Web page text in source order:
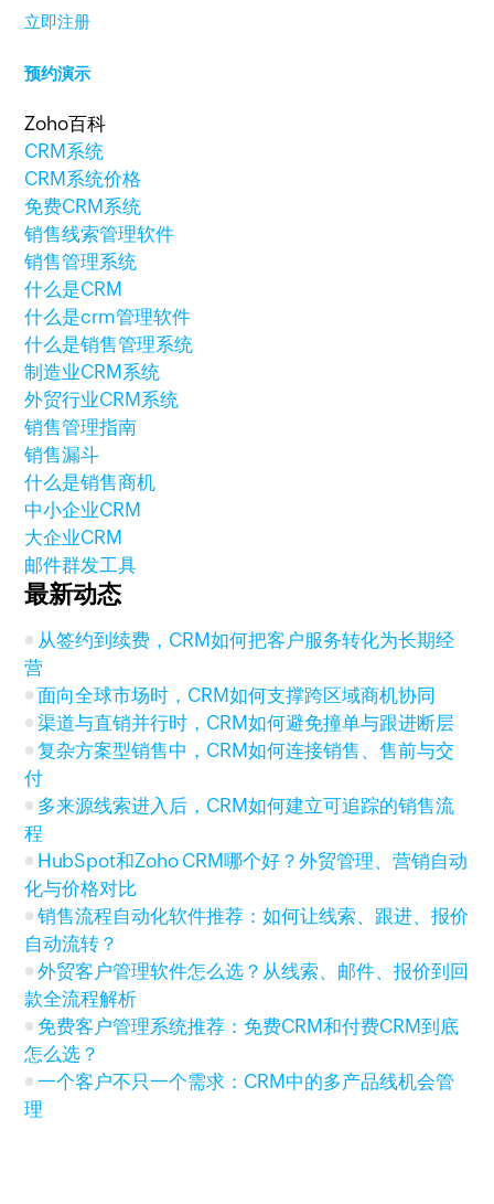
立即注册
预约演示
Zoho百科
CRM系统
CRM系统价格
免费CRM系统
销售线索管理软件
销售管理系统
什么是CRM
什么是crm管理软件
什么是销售管理系统
制造业CRM系统
外贸行业CRM系统
销售管理指南
销售漏斗
什么是销售商机
中小企业CRM
大企业CRM
邮件群发工具
最新动态
从签约到续费，CRM如何把客户服务转化为长期经
营
面向全球市场时，CRM如何支撑跨区域商机协同
渠道与直销并行时，CRM如何避免撞单与跟进断层
复杂方案型销售中，CRM如何连接销售、售前与交
付
多来源线索进入后，CRM如何建立可追踪的销售流
程
HubSpot和Zoho CRM哪个好？外贸管理、营销自动
化与价格对比
销售流程自动化软件推荐：如何让线索、跟进、报价
自动流转？
外贸客户管理软件怎么选？从线索、邮件、报价到回
款全流程解析
免费客户管理系统推荐：免费CRM和付费CRM到底
怎么选？
一个客户不只一个需求：CRM中的多产品线机会管
理